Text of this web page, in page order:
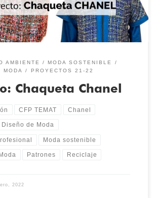
AMBIENTE
MODA SOSTENIBLE
MODA
PROYECTOS 21-22
Chaqueta Chanel
CFP TEMAT Chanel
Diseño de Moda
Moda sostenible
Patrones Reciclaje
2022